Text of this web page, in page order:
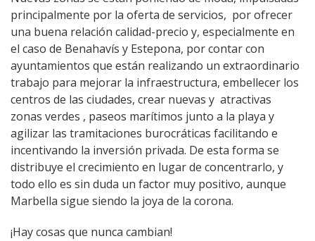
principalmente por la oferta de servicios, por ofrecer
una buena relación calidad-precio y, especialmente en
el caso de Benahavís y Estepona, por contar con
ayuntamientos que están realizando un extraordinario
trabajo para mejorar la infraestructura, embellecer los
centros de las ciudades, crear nuevas y atractivas
zonas verdes , paseos marítimos junto a la playa y
agilizar las tramitaciones burocráticas facilitando e
incentivando la inversión privada. De esta forma se
distribuye el crecimiento en lugar de concentrarlo, y
todo ello es sin duda un factor muy positivo, aunque
Marbella sigue siendo la joya de la corona.
¡Hay cosas que nunca cambian!